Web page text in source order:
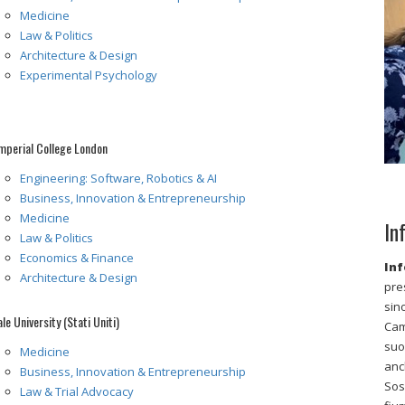
Medicine
Law & Politics
Architecture & Design
Experimental Psychology
College London
Engineering: Software, Robotics & AI
Business, Innovation & Entrepreneurship
Medicine
Law & Politics
Economics & Finance
Architecture & Design
University (Stati Uniti)
Medicine
Business, Innovation & Entrepreneurship
Law & Trial Advocacy